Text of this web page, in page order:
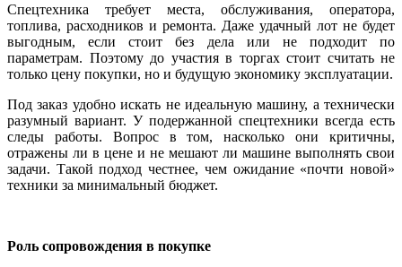
Спецтехника требует места, обслуживания, оператора,
топлива, расходников и ремонта. Даже удачный лот не будет
выгодным, если стоит без дела или не подходит по
параметрам. Поэтому до участия в торгах стоит считать не
только цену покупки, но и будущую экономику эксплуатации.
Под заказ удобно искать не идеальную машину, а технически
разумный вариант. У подержанной спецтехники всегда есть
следы работы. Вопрос в том, насколько они критичны,
отражены ли в цене и не мешают ли машине выполнять свои
задачи. Такой подход честнее, чем ожидание «почти новой»
техники за минимальный бюджет.
Роль сопровождения в покупке